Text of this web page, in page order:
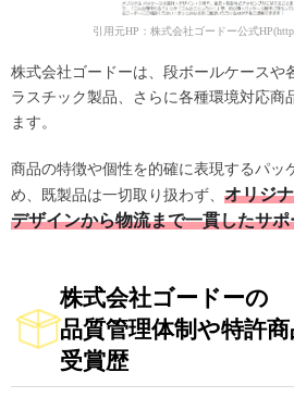
引用元HP：株式会社ゴードー公式
株式会社ゴードーは、段ボールケースや
ラスチック製品、さらに各種環境対応商
ます。
商品の特徴や個性を的確に表現するパッ
め、既製品は一切取り扱わず、 オリジ
デザインから物流まで一貫したサ
株式会社ゴードーの
品質管理体制や特許商
受賞歴